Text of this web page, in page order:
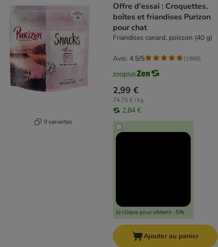
9 variantes
Offre d'essai : Croquettes,
boîtes et friandises Purizon
pour chat
Friandises canard, poisson (40 g)
2,99 €
74,75 € / kg
2,84 €
Je clique pour obtenir -5%
Avis: 4.5/5 (1986)
Ajouter au panier